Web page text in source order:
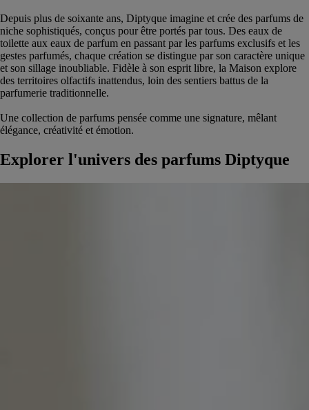
Depuis plus de soixante ans, Diptyque imagine et crée des parfums de
niche sophistiqués, conçus pour être portés par tous. Des eaux de
toilette aux eaux de parfum en passant par les parfums exclusifs et les
gestes parfumés, chaque création se distingue par son caractère unique
et son sillage inoubliable. Fidèle à son esprit libre, la Maison explore
des territoires olfactifs inattendus, loin des sentiers battus de la
parfumerie traditionnelle.
Une collection de parfums pensée comme une signature, mêlant
élégance, créativité et émotion.
Explorer l'univers des parfums Diptyque